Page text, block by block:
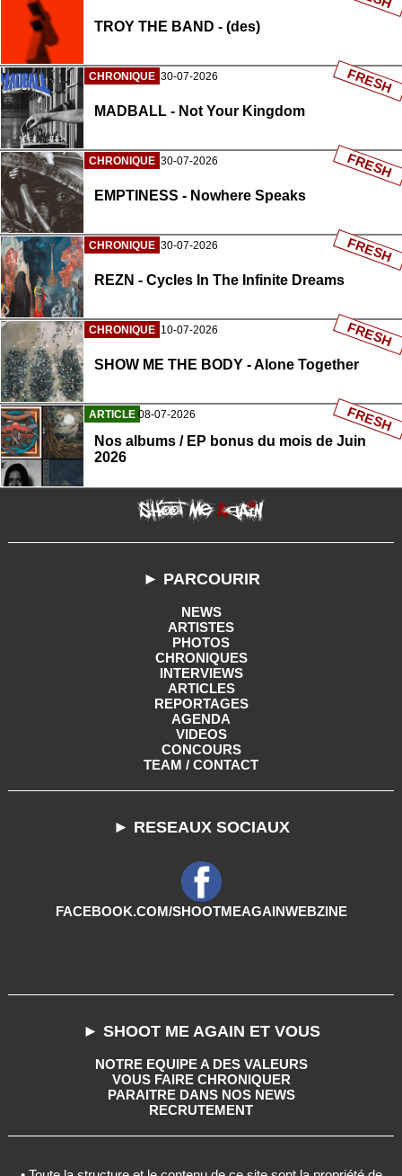
TROY THE BAND - (des)
CHRONIQUE 30-07-2026
MADBALL - Not Your Kingdom
FRESH
CHRONIQUE 30-07-2026
EMPTINESS - Nowhere Speaks
FRESH
CHRONIQUE 30-07-2026
REZN - Cycles In The Infinite Dreams
FRESH
CHRONIQUE 10-07-2026
SHOW ME THE BODY - Alone Together
FRESH
ARTICLE 08-07-2026
Nos albums / EP bonus du mois de Juin
2026
FRESH
► PARCOURIR
NEWS
ARTISTES
PHOTOS
CHRONIQUES
INTERVIEWS
ARTICLES
REPORTAGES
AGENDA
VIDEOS
CONCOURS
TEAM / CONTACT
► RESEAUX SOCIAUX
FACEBOOK.COM/SHOOTMEAGAINWEBZINE
► SHOOT ME AGAIN ET VOUS
NOTRE EQUIPE A DES VALEURS
VOUS FAIRE CHRONIQUER
PARAITRE DANS NOS NEWS
RECRUTEMENT